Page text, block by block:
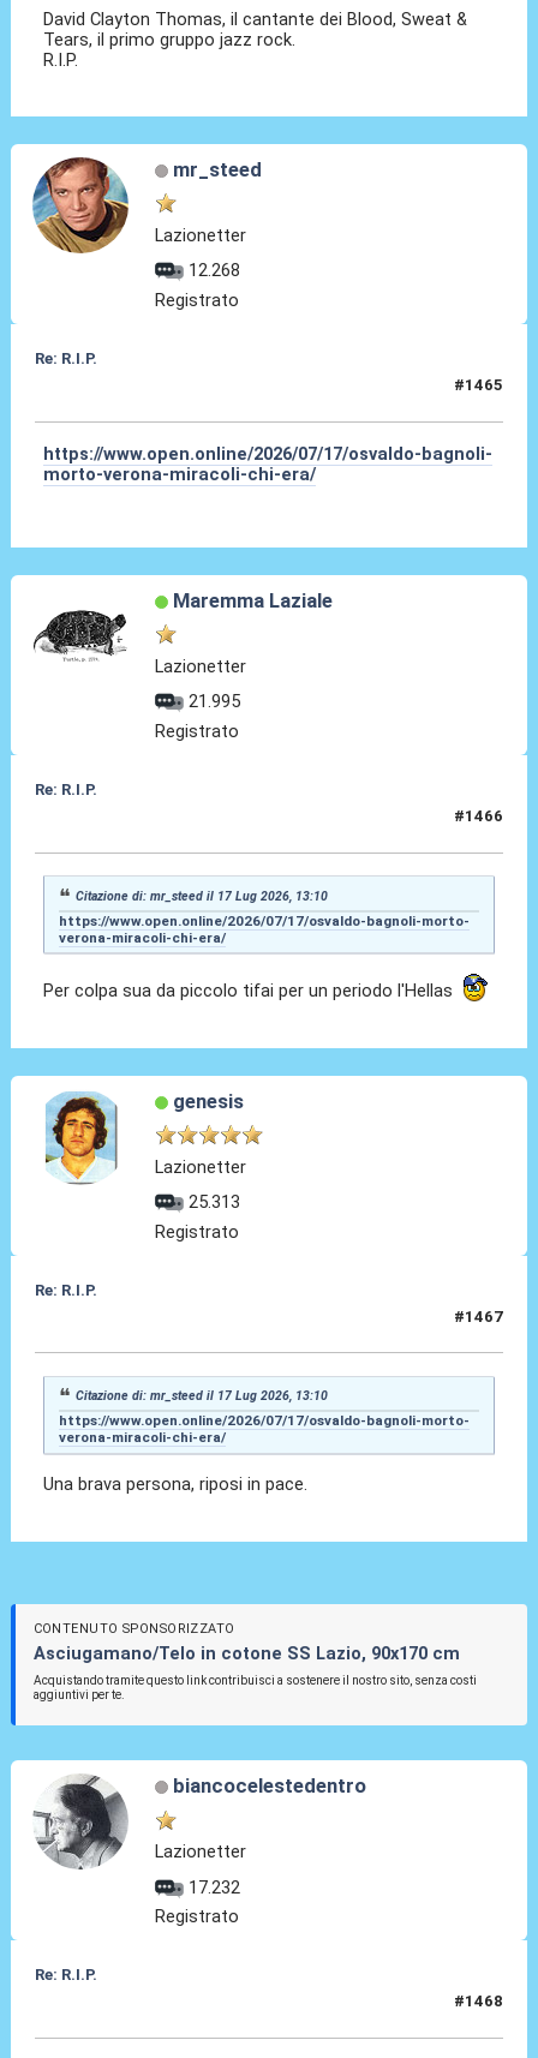
David Clayton Thomas, il cantante dei Blood, Sweat &
Tears, il primo gruppo jazz rock.
R.I.P.
mr_steed
Lazionetter
12.268
Registrato
Re: R.I.P.
#1465
https://www.open.online/2026/07/17/osvaldo-bagnoli-
morto-verona-miracoli-chi-era/
Maremma Laziale
Lazionetter
21.995
Registrato
Re: R.I.P.
#1466
Citazione di: mr_steed il 17 Lug 2026, 13:10
https://www.open.online/2026/07/17/osvaldo-bagnoli-morto-
verona-miracoli-chi-era/
Per colpa sua da piccolo tifai per un periodo l'Hellas
genesis
Lazionetter
25.313
Registrato
Re: R.I.P.
#1467
Citazione di: mr_steed il 17 Lug 2026, 13:10
https://www.open.online/2026/07/17/osvaldo-bagnoli-morto-
verona-miracoli-chi-era/
Una brava persona, riposi in pace.
CONTENUTO SPONSORIZZATO
Asciugamano/Telo in cotone SS Lazio, 90x170 cm
Acquistando tramite questo link contribuisci a sostenere il nostro sito, senza costi
aggiuntivi per te.
biancocelestedentro
Lazionetter
17.232
Registrato
Re: R.I.P.
#1468